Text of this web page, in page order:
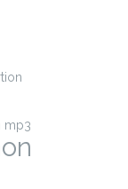
mp3